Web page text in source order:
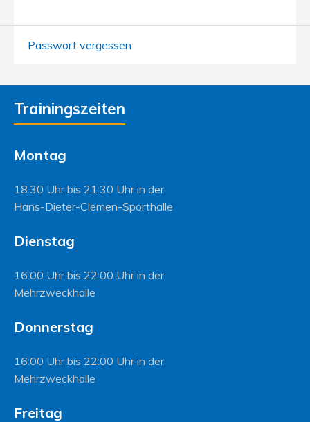
Passwort vergessen
Trainingszeiten
Montag
18.30 Uhr bis 21:30 Uhr in der
Hans-Dieter-Clemen-Sporthalle
Dienstag
16:00 Uhr bis 22:00 Uhr in der
Mehrzweckhalle
Donnerstag
16:00 Uhr bis 22:00 Uhr in der
Mehrzweckhalle
Freitag